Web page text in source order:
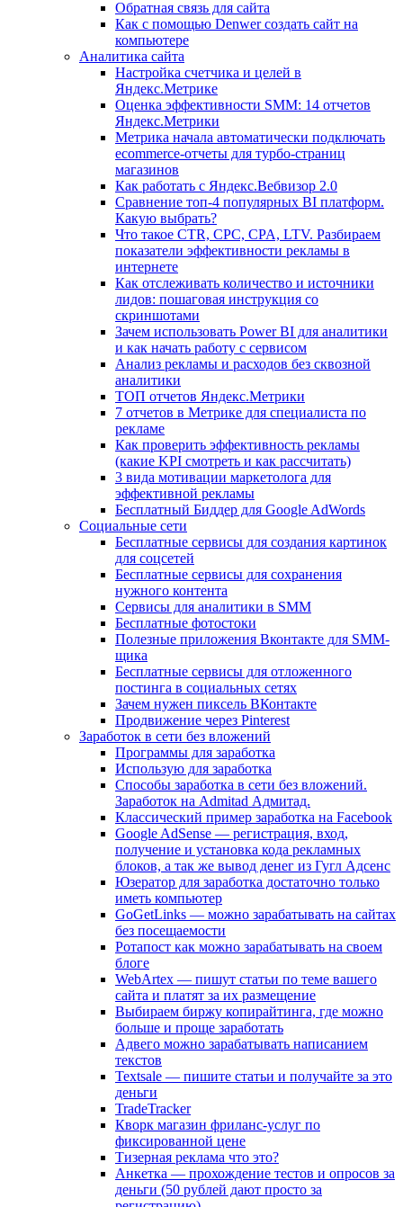
Обратная связь для сайта
Как с помощью Denwer создать сайт на
компьютере
Аналитика сайта
Настройка счетчика и целей в
Яндекс.Метрике
Оценка эффективности SMM: 14 отчетов
Яндекс.Метрики
Метрика начала автоматически подключать
ecommerce-отчеты для турбо-страниц
магазинов
Как работать с Яндекс.Вебвизор 2.0
Сравнение топ-4 популярных BI платформ.
Какую выбрать?
Что такое CTR, CPC, CPA, LTV. Разбираем
показатели эффективности рекламы в
интернете
Как отслеживать количество и источники
лидов: пошаговая инструкция со
скриншотами
Зачем использовать Power BI для аналитики
и как начать работу с сервисом
Анализ рекламы и расходов без сквозной
аналитики
ТОП отчетов Яндекс.Метрики
7 отчетов в Метрике для специалиста по
рекламе
Как проверить эффективность рекламы
(какие KPI смотреть и как рассчитать)
3 вида мотивации маркетолога для
эффективной рекламы
Бесплатный Биддер для Google AdWords
Социальные сети
Бесплатные сервисы для создания картинок
для соцсетей
Бесплатные сервисы для сохранения
нужного контента
Сервисы для аналитики в SMM
Бесплатные фотостоки
Полезные приложения Вконтакте для SMM-
щика
Бесплатные сервисы для отложенного
постинга в социальных сетях
Зачем нужен пиксель ВКонтакте
Продвижение через Pinterest
Заработок в сети без вложений
Программы для заработка
Использую для заработка
Способы заработка в сети без вложений.
Заработок на Admitad Адмитад.
Классический пример заработка на Facebook
Google AdSense — регистрация, вход,
получение и установка кода рекламных
блоков, а так же вывод денег из Гугл Адсенс
Юзератор для заработка достаточно только
иметь компьютер
GoGetLinks — можно зарабатывать на сайтах
без посещаемости
Ротапост как можно зарабатывать на своем
блоге
WebArtex — пишут статьи по теме вашего
сайта и платят за их размещение
Выбираем биржу копирайтинга, где можно
больше и проще заработать
Адвего можно зарабатывать написанием
текстов
Textsale — пишите статьи и получайте за это
деньги
TradeTracker
Кворк магазин фриланс-услуг по
фиксированной цене
Тизерная реклама что это?
Анкетка — прохождение тестов и опросов за
деньги (50 рублей дают просто за